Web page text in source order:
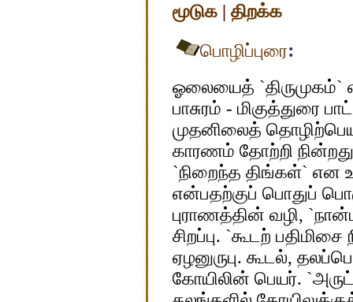
மூடுக |திறக்க
பொழிப்புரை:
ஓலையைத் `திருமுகம்`
பாசுரம் - மிகுத்துரை
முதனிலைத்
காரணம் தோற்றி
`நிறைந்த திங்கள்` என
என்பதற்குப் பொதுப்
புராணத்தின் வழி,
சிறப்பு. `கூடற்
ஏழனுருபு. கூடல்,
கோயிலின் பெயர்.